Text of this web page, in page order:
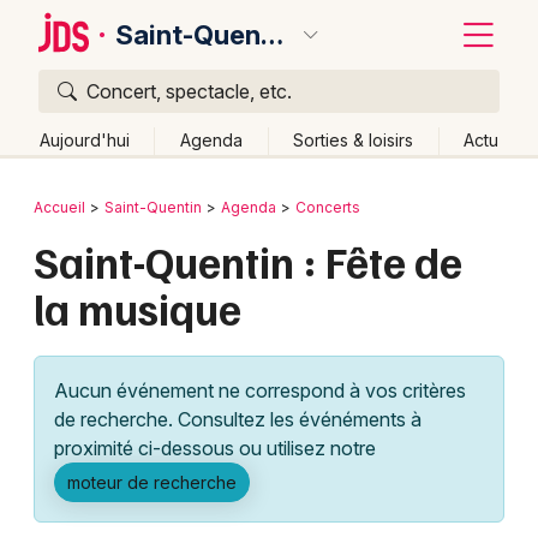
Saint-Quentin
Concert, spectacle, etc.
Aujourd'hui Agenda Sorties & loisirs Actu
Publier un événement
Grands événements
Activité & Expérience
Manifestations
Foires & salons
Bordeaux
Colmar
Lille
Lyon
Marseille
Mulhouse
Retour
Accueil Saint-Quentin Agenda Concerts
Saint-Quentin : Fête de
la musique
Aucun événement ne correspond à vos critères
de recherche. Consultez les événéments à
proximité ci-dessous ou utilisez notre
moteur de recherche
Quoi ?
Où ?
Partout
Près de moi Changer de lieu
Quand ?
Aujourd'hui
Demain Ce week-end Autre